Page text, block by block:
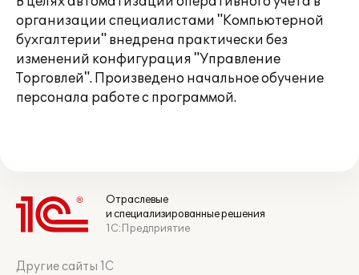
организации специалистами "Компьютерной
бухгалтерии" внедрена практически без
изменений конфигурация "Управление
Торговлей". Произведено начальное обучение
персонала работе с программой.
Отраслевые
и специализированные решения
1С:Предприятие
Другие сайты 1С